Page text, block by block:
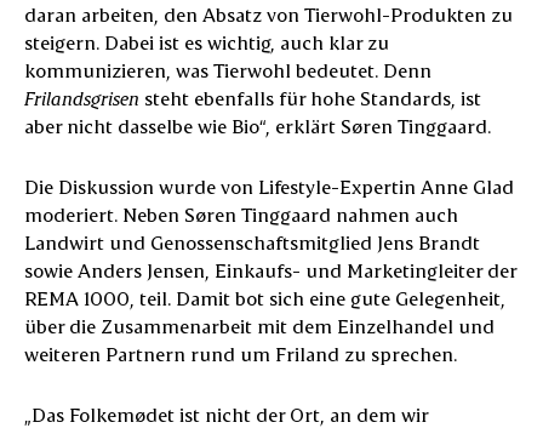
daran arbeiten, den Absatz von Tierwohl-Produkten zu
steigern. Dabei ist es wichtig, auch klar zu
kommunizieren, was Tierwohl bedeutet. Denn
Frilandsgrisen steht ebenfalls für hohe Standards, ist
aber nicht dasselbe wie Bio“, erklärt Søren Tinggaard.
Die Diskussion wurde von Lifestyle-Expertin Anne Glad
moderiert. Neben Søren Tinggaard nahmen auch
Landwirt und Genossenschaftsmitglied Jens Brandt
sowie Anders Jensen, Einkaufs- und Marketingleiter der
REMA 1000, teil. Damit bot sich eine gute Gelegenheit,
über die Zusammenarbeit mit dem Einzelhandel und
weiteren Partnern rund um Friland zu sprechen.
„Das Folkemødet ist nicht der Ort, an dem wir